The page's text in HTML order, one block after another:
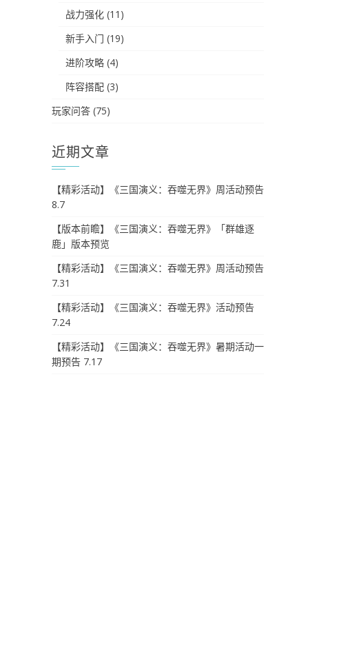
战力强化 (11)
新手入门 (19)
进阶攻略 (4)
阵容搭配 (3)
玩家问答 (75)
近期文章
【精彩活动】《三国演义：吞噬无界》周活动预告
8.7
【版本前瞻】《三国演义：吞噬无界》「群雄逐
鹿」版本预览
【精彩活动】《三国演义：吞噬无界》周活动预告
7.31
【精彩活动】《三国演义：吞噬无界》活动预告
7.24
【精彩活动】《三国演义：吞噬无界》暑期活动一
期预告 7.17